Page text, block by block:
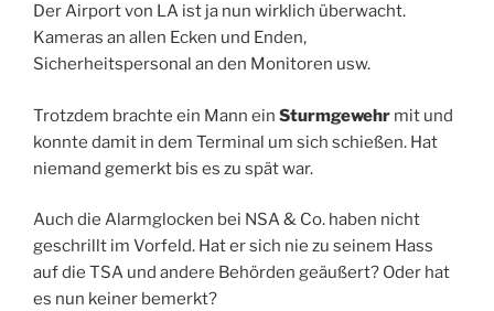
Der Airport von LA ist ja nun wirklich überwacht.
Kameras an allen Ecken und Enden,
Sicherheitspersonal an den Monitoren usw.
Trotzdem brachte ein Mann ein Sturmgewehr mit und
konnte damit in dem Terminal um sich schießen. Hat
niemand gemerkt bis es zu spät war.
Auch die Alarmglocken bei NSA & Co. haben nicht
geschrillt im Vorfeld. Hat er sich nie zu seinem Hass
auf die TSA und andere Behörden geäußert? Oder hat
es nun keiner bemerkt?